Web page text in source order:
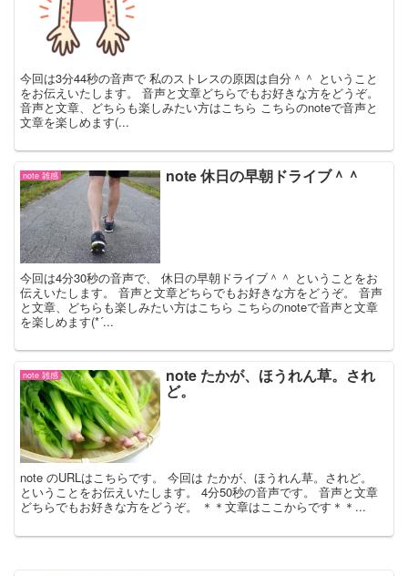
今回は3分44秒の音声で 私のストレスの原因は自分＾＾ ということ
をお伝えいたします。 音声と文章どちらでもお好きな方をどうぞ。
音声と文章、どちらも楽しみたい方はこちら こちらのnoteで音声と
文章を楽しめます(...
note 雑感 note 休日の早朝ドライブ＾＾
今回は4分30秒の音声で、 休日の早朝ドライブ＾＾ ということをお
伝えいたします。 音声と文章どちらでもお好きな方をどうぞ。 音声
と文章、どちらも楽しみたい方はこちら こちらのnoteで音声と文章
を楽しめます(*´...
note 雑感 note たかが、ほうれん草。され
ど。
note のURLはこちらです。 今回は たかが、ほうれん草。されど。
ということをお伝えいたします。 4分50秒の音声です。 音声と文章
どちらでもお好きな方をどうぞ。 ＊＊文章はここからです＊＊...